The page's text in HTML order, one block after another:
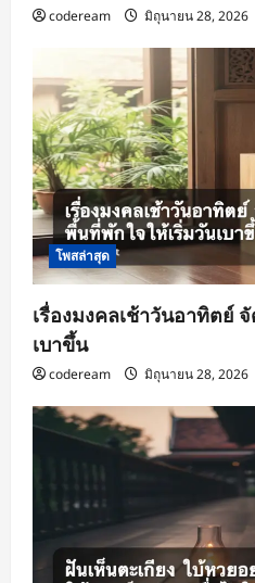
codeream มิถุนายน 28, 2026
โพสล่าสุด
เรื่องมงคลเช้าวันอาทิตย์
เบาขึ้น
codeream มิถุนายน 28, 2026